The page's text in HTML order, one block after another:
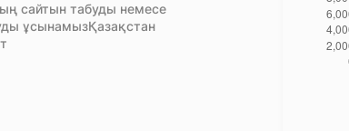
сайтын табуды немесе
ұсынамызҚазақстан